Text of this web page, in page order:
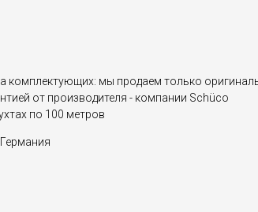
комплектующих: мы продаем только
от производителя - компании Schüco
по 100 метров